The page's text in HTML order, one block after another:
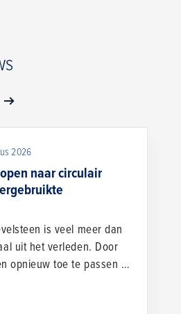
2026
naar circulair
is veel meer dan
uit het verleden. Door
opnieuw toe te passen in
met maar liefst 95